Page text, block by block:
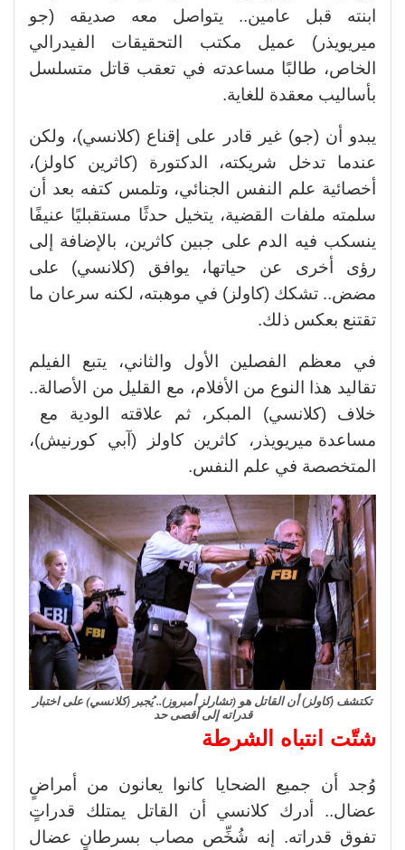
ابنته قبل عامين.. يتواصل معه صديقه (جو
ميريويذر) عميل مكتب التحقيقات الفيدرالي
الخاص، طالبًا مساعدته في تعقب قاتل متسلسل
بأساليب معقدة للغاية.
يبدو أن (جو) غير قادر على إقناع (كلانسي)، ولكن
عندما تدخل شريكته، الدكتورة (كاثرين كاولز)،
أخصائية علم النفس الجنائي، وتلمس كتفه بعد أن
سلمته ملفات القضية، يتخيل حدثًا مستقبليًا عنيفًا
ينسكب فيه الدم على جبين كاثرين، بالإضافة إلى
رؤى أخرى عن حياتها، يوافق (كلانسي) على
مضض.. تشكك (كاولز) في موهبته، لكنه سرعان ما
تقتنع بعكس ذلك.
في معظم الفصلين الأول والثاني، يتبع الفيلم
تقاليد هذا النوع من الأفلام، مع القليل من الأصالة..
خلاف (كلانسي) المبكر، ثم علاقته الودية مع
مساعدة ميريويذر، كاثرين كاولز (آبي كورنيش)،
المتخصصة في علم النفس.
تكتشف (كاولز) أن القاتل هو (تشارلز أمبروز).. يُجبر (كلانسي) على اختبار
قدراته إلى أقصى حد
شتّت انتباه الشرطة
وُجد أن جميع الضحايا كانوا يعانون من أمراضٍ
عضال.. أدرك كلانسي أن القاتل يمتلك قدراتٍ
تفوق قدراته. إنه شُخِّص مصاب بسرطانٍ عضال